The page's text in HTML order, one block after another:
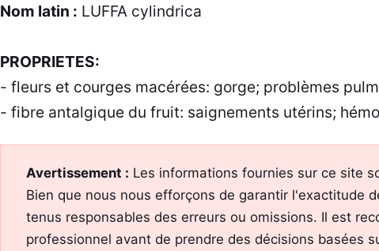
Nom latin : LUFFA cylindrica
PROPRIETES:
- fleurs et courges macérées: gorge; problèmes
- fibre antalgique du fruit: saignements utérins;
Avertissement : Les informations fournies sur ce site
Bien que nous nous efforçons de garantir l'exactitude
tenus responsables des erreurs ou omissions. Il est
professionnel avant de prendre des décisions basées